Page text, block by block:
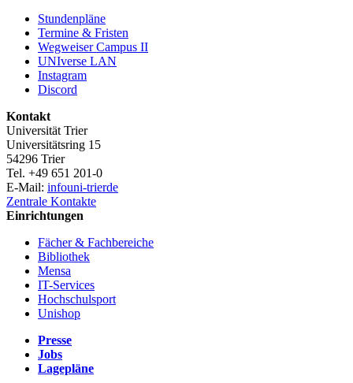
Stundenpläne
Termine & Fristen
Wegweiser Campus II
UNIverse LAN
Instagram
Discord
Kontakt
Universität Trier
Universitätsring 15
54296 Trier
Tel. +49 651 201-0
E-Mail: infouni-trierde
Zentrale Kontakte
Einrichtungen
Fächer & Fachbereiche
Bibliothek
Mensa
IT-Services
Hochschulsport
Unishop
Presse
Jobs
Lagepläne